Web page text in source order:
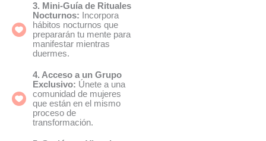
3. Mini-Guía de Rituales
Nocturnos: Incorpora
hábitos nocturnos que
prepararán tu mente para
manifestar mientras
duermes.
4. Acceso a un Grupo
Exclusivo: Únete a una
comunidad de mujeres
que están en el mismo
proceso de
transformación.